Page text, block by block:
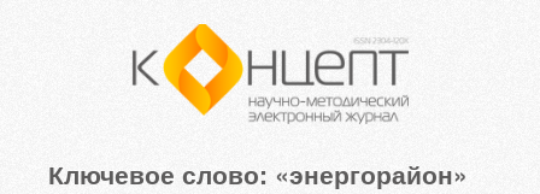
Ключевое слово: «энергорайон»